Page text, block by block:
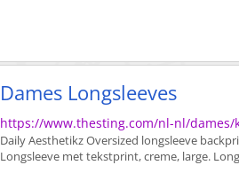
Dames Longsleeves
https://www.thesting.com/nl-nl/
Daily Aesthetikz Oversized longsleeve
Longsleeve met tekstprint, creme, large.